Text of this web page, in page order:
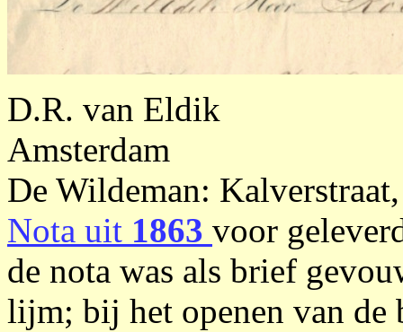
D.R. van Eldik
Amsterdam
De Wildeman:
Nota uit 1863 voor
de nota was als brief
lijm; bij het openen van de